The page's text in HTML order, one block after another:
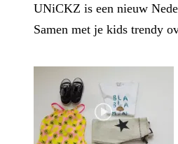
UNiCKZ is een nieuw
Samen met je kids trendy